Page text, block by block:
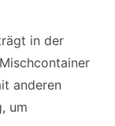
in der
anderen
um